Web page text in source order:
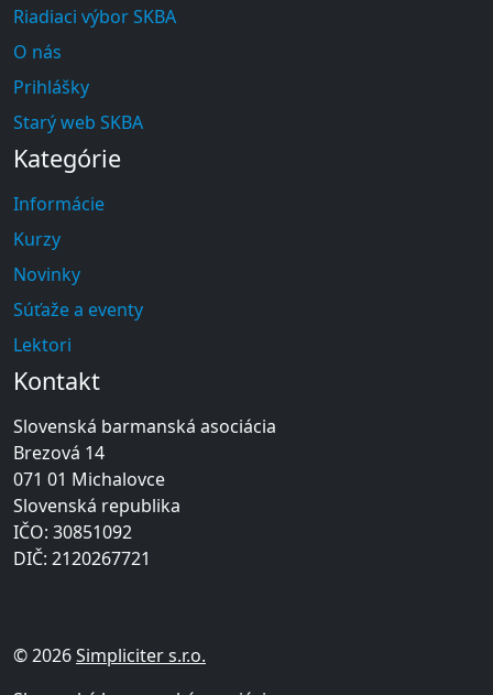
Riadiaci výbor SKBA
O nás
Prihlášky
Starý web SKBA
Kategórie
Informácie
Kurzy
Novinky
Súťaže a eventy
Lektori
Kontakt
Slovenská barmanská asociácia
Brezová 14
071 01 Michalovce
Slovenská republika
IČO: 30851092
DIČ: 2120267721
© 2026Simpliciter s.r.o.